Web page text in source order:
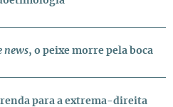
news, o peixe morre pela boca
para a extrema-direita